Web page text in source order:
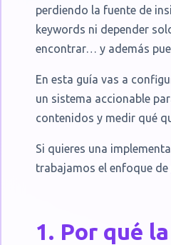
perdiendo la fuente de
keywords ni depender
encontrar… y además
En esta guía vas a
un sistema accionable
contenidos y medir qué
Si quieres una
trabajamos el enfoque de
1. Por qué